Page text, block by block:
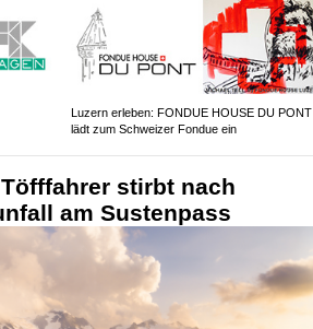
Luzern erleben: FONDUE HOUSE DU PONT
lädt zum Schweizer Fondue ein
stirbt nach
am Sustenpass